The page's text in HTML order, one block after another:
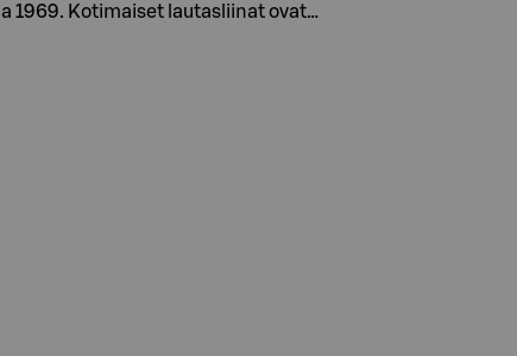
1969. Kotimaiset lautasliinat ovat…